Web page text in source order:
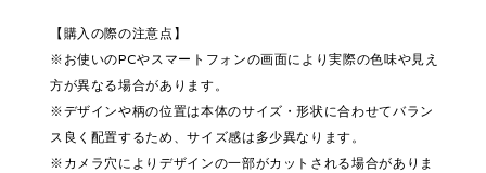
【購入の際の注意点】
※お使いのPCやスマートフォンの画面により実際の色味や見え
方が異なる場合があります。
※デザインや柄の位置は本体のサイズ・形状に合わせてバラン
ス良く配置するため、サイズ感は多少異なります。
※カメラ穴によりデザインの一部がカットされる場合がありま